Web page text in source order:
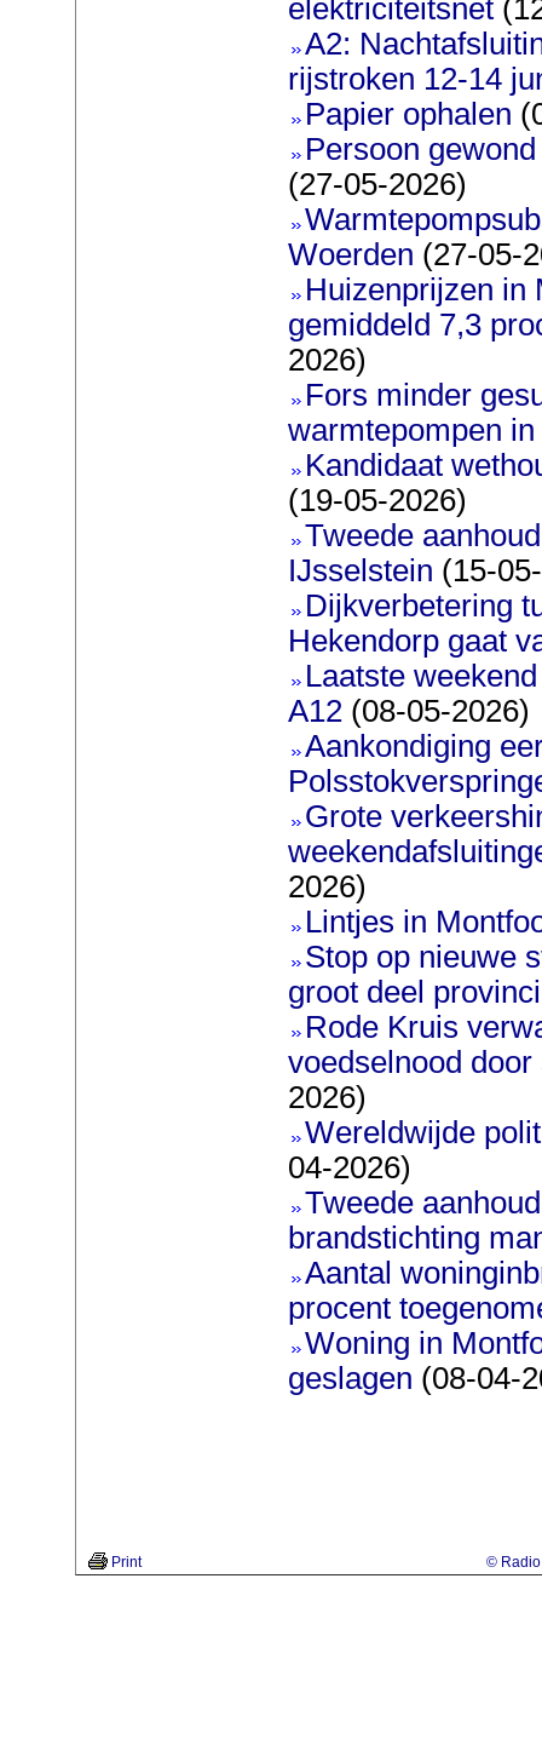
elektriciteitsnet
A2:
rijstroken 12-14
Papier ophalen
Persoon
(27-05-2026)
Woerden (27-05-
Huizenprijzen in
gemiddeld 7,3
2026)
Fors minder
warmtepompen
Kandidaat
(19-05-2026)
Tweede
IJsselstein (15-
Dijkverbetering
Hekendorp gaat
Laatste
A12 (08-05-2026)
Aankondiging
Grote
2026)
Lintjes in
Stop op nieuwe
groot deel
Rode Kruis
voedselnood
2026)
Wereldwijde
04-2026)
Tweede
brandstichting
Aantal
procent
Woning in
geslagen (08-04-
Print © Radio